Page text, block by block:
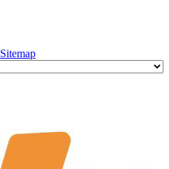
Sitemap